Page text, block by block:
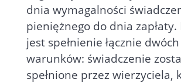
dnia wymagalności
pieniężnego do dnia zapłaty.
jest spełnienie łącznie dwóch
warunków: świadczenie
spełnione przez wierzyciela,